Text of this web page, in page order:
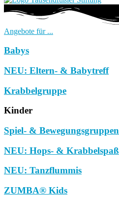
Angebote für ...
Babys
NEU: Eltern- & Babytreff
Krabbelgruppe
Kinder
Spiel- & Bewegungsgruppen
NEU: Hops- & Krabbelspaß
NEU: Tanzflummis
ZUMBA® Kids